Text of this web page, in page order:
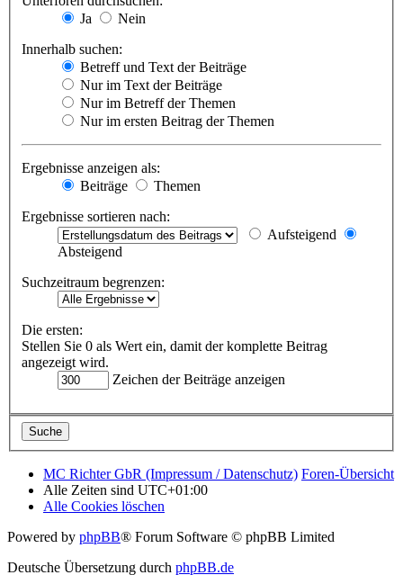
Ja
Nein
Innerhalb suchen:
Betreff und Text der Beiträge
Nur im Text der Beiträge
Nur im Betreff der Themen
Nur im ersten Beitrag der Themen
Ergebnisse anzeigen als:
Beiträge
Themen
Ergebnisse sortieren nach:
Aufsteigend
Absteigend
Suchzeitraum begrenzen:
Die ersten:
Stellen Sie 0 als Wert ein, damit der komplette Beitrag
angezeigt wird.
Zeichen der Beiträge anzeigen
MC Richter GbR (Impressum / Datenschutz) Foren-Übersicht
Alle Zeiten sind UTC+01:00
Alle Cookies löschen
Powered by phpBB® Forum Software © phpBB Limited
Deutsche Übersetzung durch phpBB.de